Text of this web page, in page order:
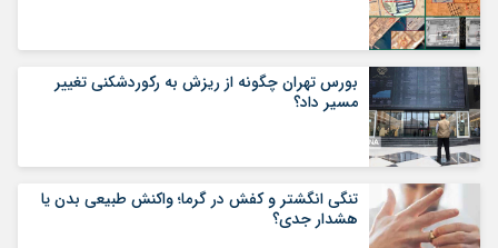
بورس تهران چگونه از ریزش به رکوردشکنی تغییر
مسیر داد؟
تنگی انگشتر و کفش در گرما؛ واکنش طبیعی بدن یا
هشدار جدی؟